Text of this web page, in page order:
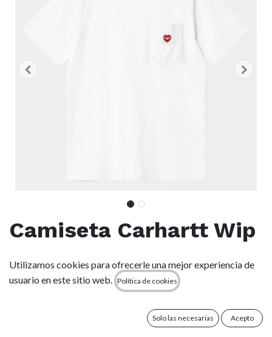
Camiseta Carhartt Wip
Pocket Heart -
White/Red
La S/S Pocket Heart T-Shirt está confeccionada en algodón
Utilizamos cookies para ofrecerle una mejor experiencia de
usuario en este sitio web.
Política de cookies
Solo las necesarias Acepto